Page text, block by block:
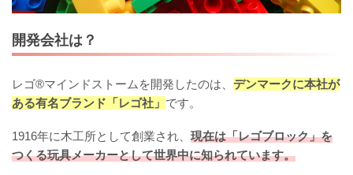
開発会社は？
レゴ®マインドストームを開発したのは、 デンマークに本社が
ある有名ブランド「レゴ社」 です。
1916年に木工所として創業され、 現在は「レゴブロック」を
つくる玩具メーカーとして世界中に知られています。